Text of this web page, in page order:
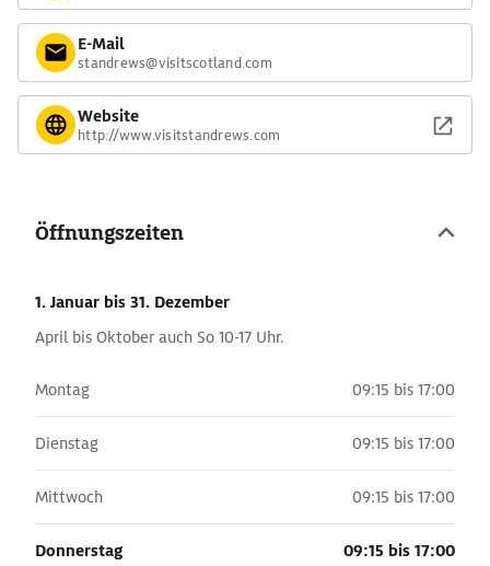
E-Mail
standrews@visitscotland.com
Website
http://www.visitstandrews.com
Öffnungszeiten
1. Januar bis 31. Dezember
April bis Oktober auch So 10-17 Uhr.
Montag 09:15 bis 17:00
Dienstag 09:15 bis 17:00
Mittwoch 09:15 bis 17:00
Donnerstag 09:15 bis 17:00